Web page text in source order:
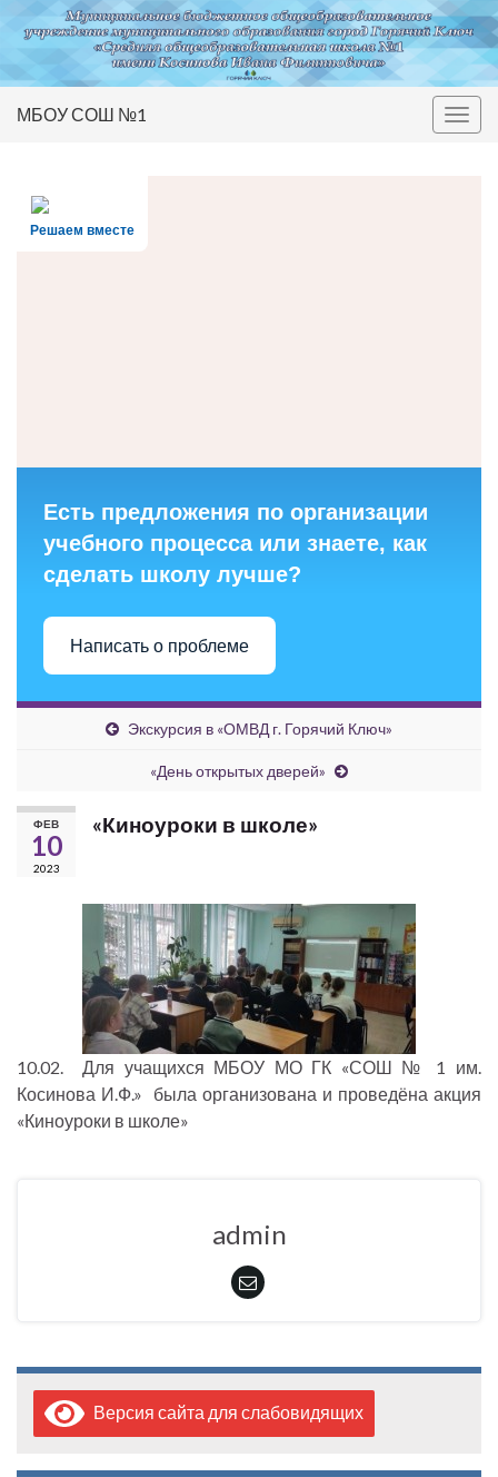
Вкл/
МБОУ СОШ №1
Решаем вместе
Есть предложения по организации
учебного процесса или знаете, как
сделать школу лучше?
Написать о проблеме
Экскурсия в «ОМВД г. Горячий Ключ»
«День открытых дверей»
ФЕВ
10
2023
«Киноуроки в школе»
10.02. Для учащихся МБОУ МО ГК «СОШ № 1 им.
Косинова И.Ф.» была организована и проведёна акция
«Киноуроки в школе»
admin
Версия сайта для слабовидящих